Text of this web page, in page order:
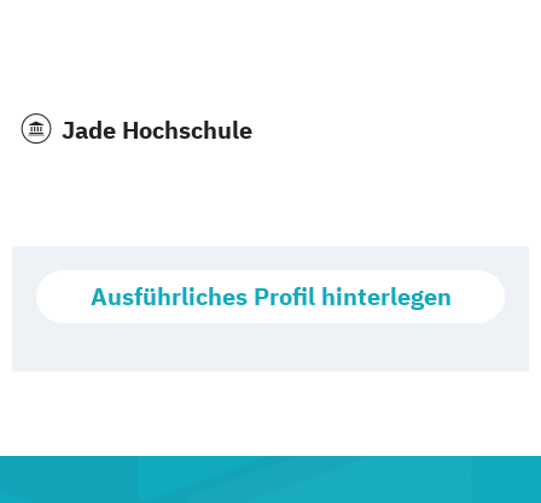
Jade Hochschule
Ausführliches Profil hinterlegen